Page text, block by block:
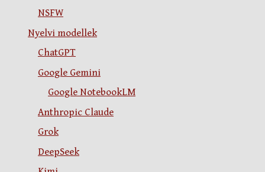
NSFW
Nyelvi modellek
ChatGPT
Google Gemini
Google NotebookLM
Anthropic Claude
Grok
DeepSeek